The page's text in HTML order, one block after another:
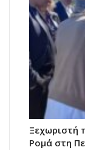
Ξεχωριστή
Ρομά στη